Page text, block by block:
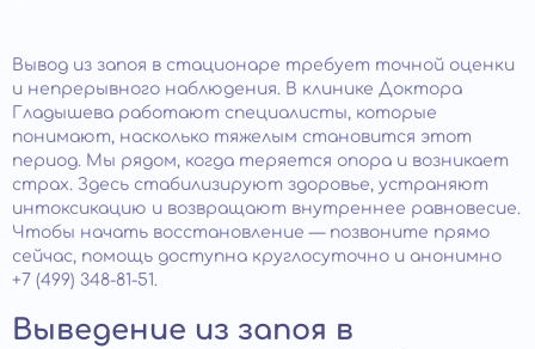
Вывод из запоя в стационаре требует точной оценки
и непрерывного наблюдения. В клинике Доктора
Гладышева работают специалисты, которые
понимают, насколько тяжелым становится этот
период. Мы рядом, когда теряется опора и возникает
страх. Здесь стабилизируют здоровье, устраняют
интоксикацию и возвращают внутреннее равновесие.
Чтобы начать восстановление — позвоните прямо
сейчас, помощь доступна круглосуточно и анонимно
+7 (499) 348-81-51.
Выведение из запоя в